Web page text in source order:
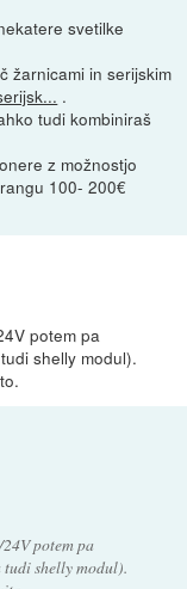
svetilke
žarnicami in serijskim
.
tudi kombiniraš
z možnostjo
100- 200€
potem pa
shelly modul).
potem pa
shelly modul).